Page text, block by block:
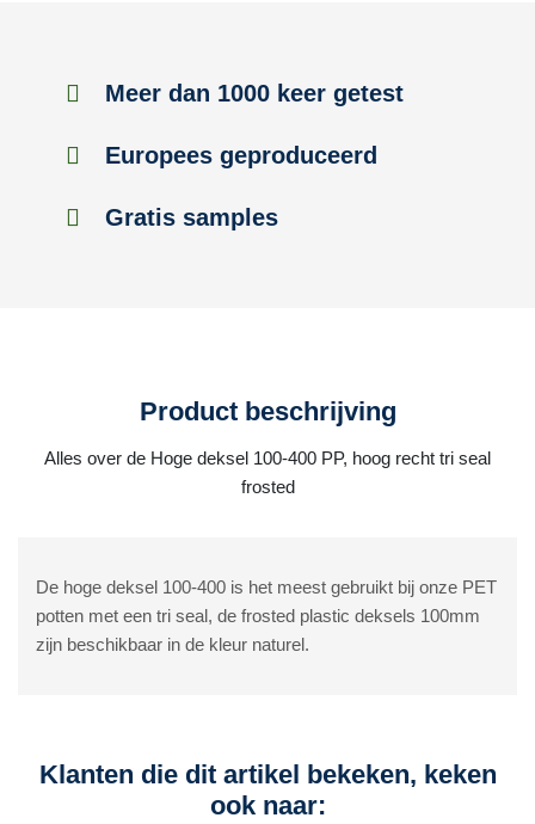
Meer dan 1000 keer getest
Europees geproduceerd
Gratis samples
Product beschrijving
Alles over de Hoge deksel 100-400 PP, hoog recht tri seal
frosted
De hoge deksel 100-400 is het meest gebruikt bij onze PET
potten met een tri seal, de frosted plastic deksels 100mm
zijn beschikbaar in de kleur naturel.
Klanten die dit artikel bekeken, keken
ook naar: